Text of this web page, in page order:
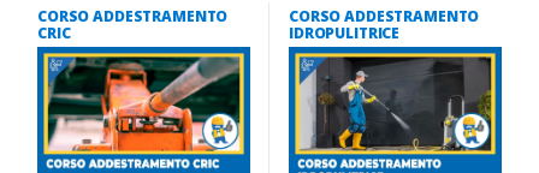
CORSO ADDESTRAMENTO
CRIC
CORSO ADDESTRAMENTO
IDROPULITRICE